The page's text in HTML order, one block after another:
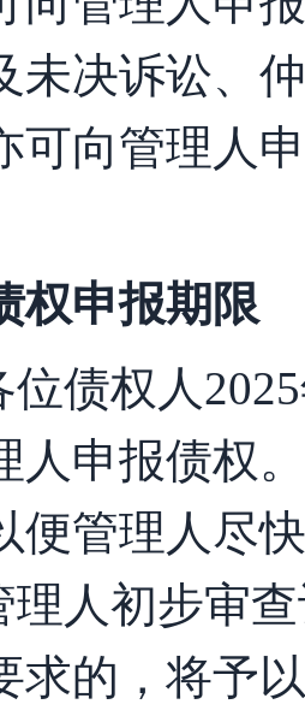
未决诉讼、
可向管理人
权申报期限
位债权人
人申报债权
便管理人尽
理人初步审
求的，将予